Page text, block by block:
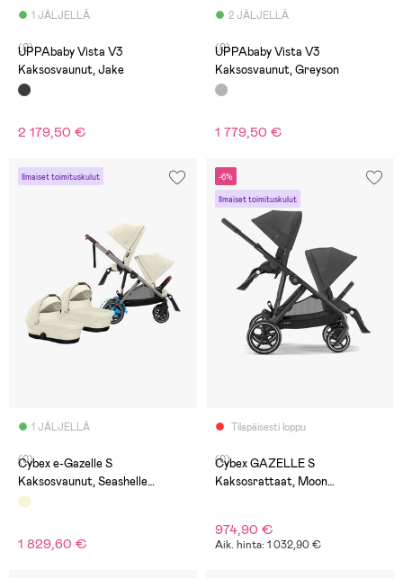
1 JÄLJELLÄ
(0)
UPPAbaby Vista V3
Kaksosvaunut, Jake
2 179,50 €
2 JÄLJELLÄ
(0)
UPPAbaby Vista V3
Kaksosvaunut, Greyson
1 779,50 €
Ilmaiset toimituskulut
1 JÄLJELLÄ
(0)
Cybex e-Gazelle S
Kaksosvaunut, Seashelle
Beige/Taupe
1 829,60 €
-6%
Ilmaiset toimituskulut
Tilapäisesti loppu
(0)
Cybex GAZELLE S
Kaksosrattaat, Moon
974,90 €
Aik. hinta: 1 032,90 €